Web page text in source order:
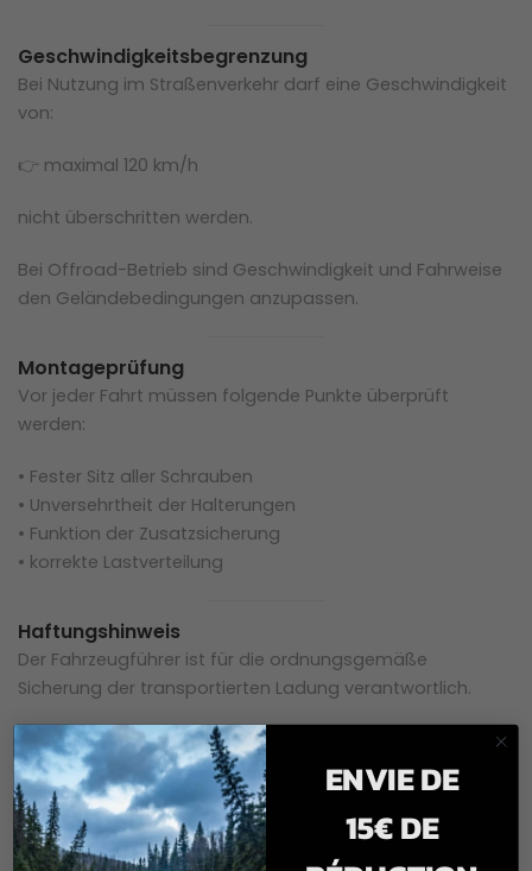
Geschwindigkeitsbegrenzung
Bei Nutzung im Straßenverkehr darf eine Geschwindigkeit
von:
👉 maximal 120 km/h
nicht überschritten werden.
Bei Offroad-Betrieb sind Geschwindigkeit und Fahrweise
den Geländebedingungen anzupassen.
Montageprüfung
Vor jeder Fahrt müssen folgende Punkte überprüft
werden:
• Fester Sitz aller Schrauben
• Unversehrtheit der Halterungen
• Funktion der Zusatzsicherung
• korrekte Lastverteilung
Haftungshinweis
Der Fahrzeugführer ist für die ordnungsgemäße
Sicherung der transportierten Ladung verantwortlich.
Eine Nutzung entgegen dieser Sicherheitshinweise kann zu
schweren Sach- oder Personenschäden führen.
Haftungsausschluss:PAXSON & CO. übernimmt
Haftungfür Schäden, die durch unsachgemäßen
ENVIE DE
15€ DE